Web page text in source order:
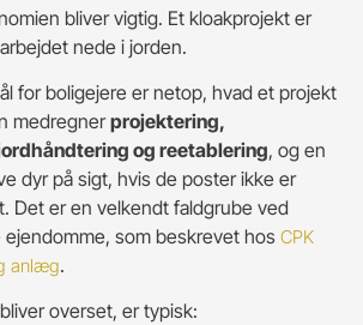
bliver vigtig. Et kloakprojekt er
nede i jorden.
for boligejere er netop, hvad et projekt
medregnerprojektering,
og reetablering, og en
dyr på sigt, hvis de poster ikke er
Det er en velkendt faldgrube ved
som beskrevet hos CPK
anlæg.
overset, er typisk: